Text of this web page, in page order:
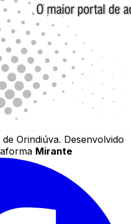
Orindiúva. Desenvolvido
Mirante